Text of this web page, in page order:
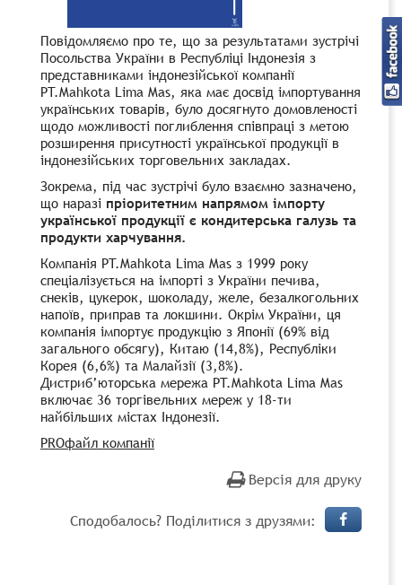
Повідомляємо про те, що за результатами зустрічі
Посольства України в Республіці Індонезія з
представниками індонезійської компанії
PT.Mahkota Lima Mas, яка має досвід імпортування
українських товарів, було досягнуто домовленості
щодо можливості поглиблення співпраці з метою
розширення присутності української продукції в
індонезійських торговельних закладах.
Зокрема, під час зустрічі було взаємно зазначено,
що наразі пріоритетним напрямом імпорту
української продукції є кондитерська галузь та
продукти харчування.
Компанія PT.Mahkota Lima Mas з 1999 року
спеціалізується на імпорті з України печива,
снеків, цукерок, шоколаду, желе, безалкогольних
напоїв, приправ та локшини. Окрім України, ця
компанія імпортує продукцію з Японії (69% від
загального обсягу), Китаю (14,8%), Республіки
Корея (6,6%) та Малайзії (3,8%).
Дистриб’юторська мережа PT.Mahkota Lima Mas
включає 36 торгівельних мереж у 18-ти
найбільших містах Індонезії.
PRОфайл компанії
Версія для друку
Сподобалось? Поділитися з друзями: